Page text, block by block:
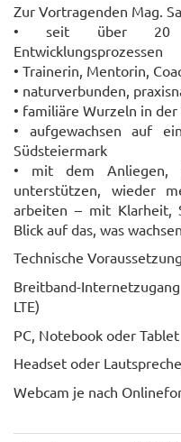
Zur Vortragenden Mag.
• seit über 20
Entwicklungsprozessen
• Trainerin, Mentorin,
• naturverbunden,
• familiäre Wurzeln in
• aufgewachsen auf
Südsteiermark
• mit dem Anliegen,
unterstützen, wieder
arbeiten – mit Klarheit,
Blick auf das, was
Technische
Breitband-
LTE)
PC, Notebook oder Tablet
Headset oder
Webcam je nach